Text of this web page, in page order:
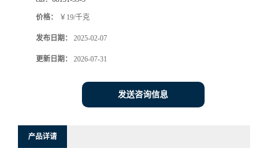
价格： ￥19/千克
发布日期： 2025-02-07
更新日期： 2026-07-31
发送咨询信息
产品详请